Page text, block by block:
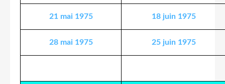
21 mai 1975 18 juin 1975
28 mai 1975 25 juin 1975